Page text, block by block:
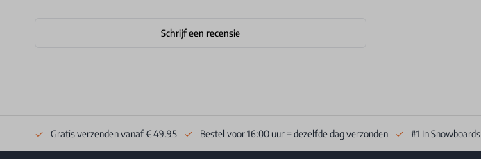
Schrijf een recensie
Gratis verzenden vanaf € 49.95 Bestel voor 16:00 uur = dezelfde dag verzonden #1 In Snowboards